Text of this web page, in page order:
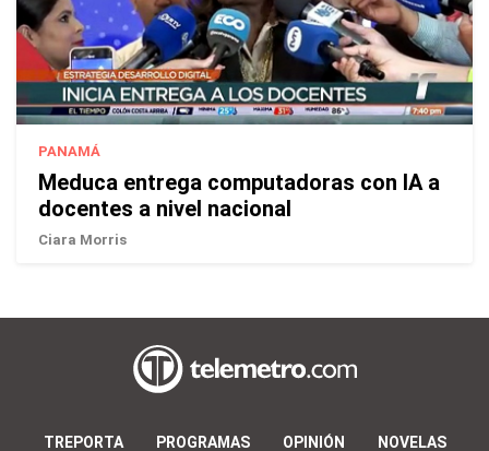
PANAMÁ
Meduca entrega computadoras con IA a
docentes a nivel nacional
Ciara Morris
TREPORTA PROGRAMAS OPINIÓN NOVELAS